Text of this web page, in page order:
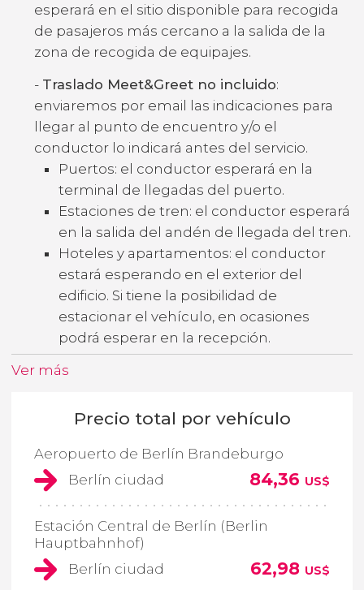
esperará en el sitio disponible para recogida
de pasajeros más cercano a la salida de la
zona de recogida de equipajes.
- Traslado Meet&Greet no incluido:
enviaremos por email las indicaciones para
llegar al punto de encuentro y/o el
conductor lo indicará antes del servicio.
Puertos: el conductor esperará en la
terminal de llegadas del puerto.
Estaciones de tren: el conductor esperará
en la salida del andén de llegada del tren.
Hoteles y apartamentos: el conductor
estará esperando en el exterior del
edificio. Si tiene la posibilidad de
estacionar el vehículo, en ocasiones
podrá esperar en la recepción.
Ver más
Precio total por vehículo
Aeropuerto de Berlín Brandeburgo
Berlín ciudad
84,36 US$
Estación Central de Berlín (Berlin
Hauptbahnhof)
Berlín ciudad
62,98 US$